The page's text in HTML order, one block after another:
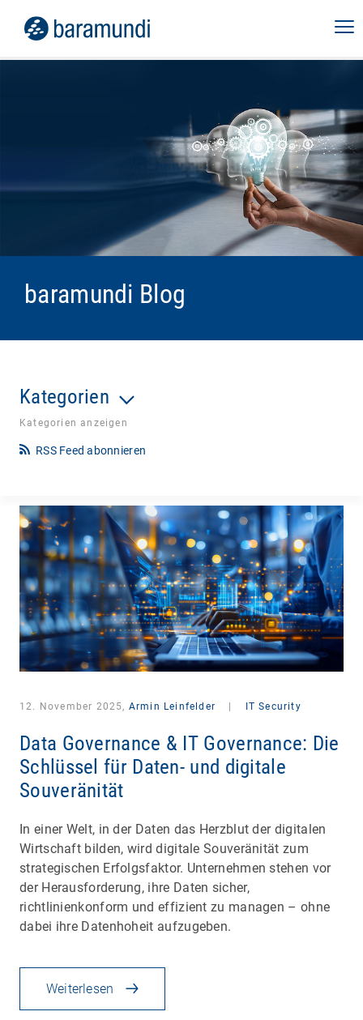
baramundi Blog
Kategorien
Kategorien anzeigen
RSS Feed abonnieren
12. November 2025, Armin Leinfelder IT Security
Data Governance & IT Governance: Die
Schlüssel für Daten- und digitale
Souveränität
In einer Welt, in der Daten das Herzblut der digitalen
Wirtschaft bilden, wird digitale Souveränität zum
strategischen Erfolgsfaktor. Unternehmen stehen vor
der Herausforderung, ihre Daten sicher,
richtlinienkonform und effizient zu managen – ohne
dabei ihre Datenhoheit aufzugeben.
Weiterlesen